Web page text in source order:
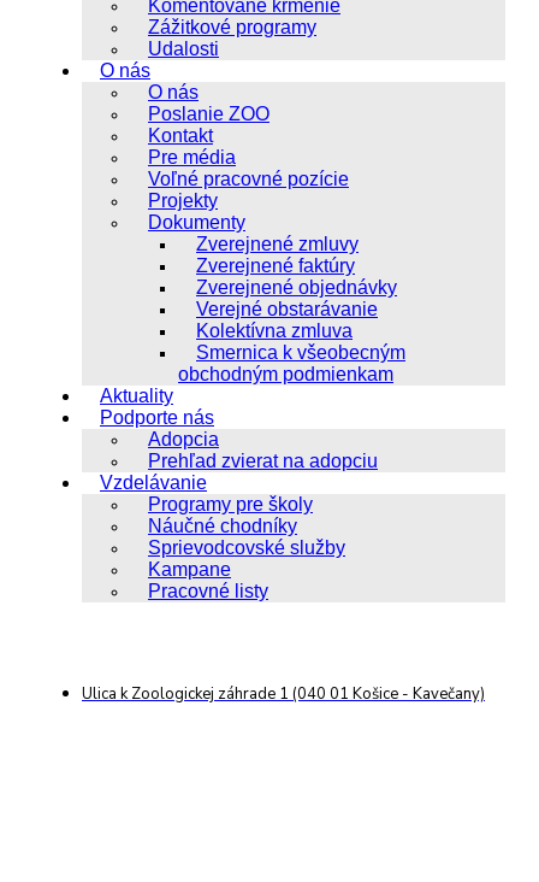
Komentované kŕmenie
Zážitkové programy
Udalosti
O nás
O nás
Poslanie ZOO
Kontakt
Pre média
Voľné pracovné pozície
Projekty
Dokumenty
Zverejnené zmluvy
Zverejnené faktúry
Zverejnené objednávky
Verejné obstarávanie
Kolektívna zmluva
Smernica k všeobecným
obchodným podmienkam
Aktuality
Podporte nás
Adopcia
Prehľad zvierat na adopciu
Vzdelávanie
Programy pre školy
Náučné chodníky
Sprievodcovské služby
Kampane
Pracovné listy
Ulica k Zoologickej záhrade 1 (040 01 Košice - Kavečany)